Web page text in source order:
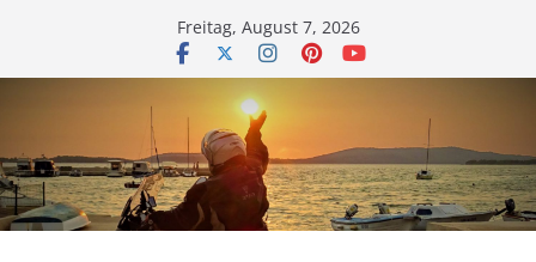
springen
Freitag, August 7, 2026